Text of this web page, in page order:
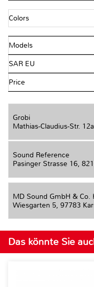
Colors
Models
SAR EU
Price
Grobi
Mathias-Claudius-Str.
Sound Reference
Pasinger Strasse 16,
MD Sound GmbH & Co.
Wiesgarten 5, 97783
Das könnte Sie